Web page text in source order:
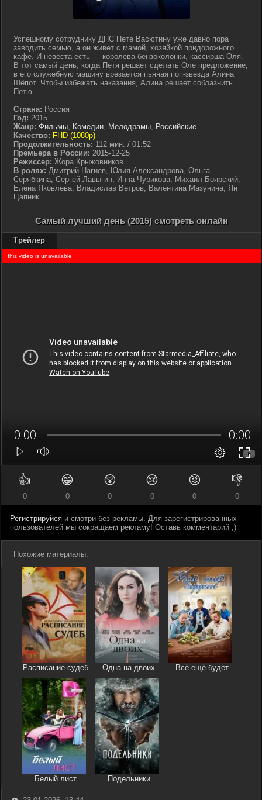
Успешному сотруднику ДПС Пете Васютину уже давно пора
заводить семью, а он живет с мамой, хозяйкой придорожного
кафе. И невеста есть — королева бензоколонки, кассирша Оля.
В тот самый день, когда Петя решает сделать Оле предложение,
в его служебную машину врезается пьяная поп-звезда Алина
Шёпот. Чтобы избежать наказания, Алина решает соблазнить
Петю…
Страна: Россия
Год: 2015
Жанр: Фильмы, Комедии, Мелодрамы, Российские
Качество: FHD (1080p)
Продолжительность: 112 мин. / 01:52
Премьера в России: 2015-12-25
Режиссер: Жора Крыжовников
В ролях: Дмитрий Нагиев, Юлия Александрова, Ольга
Серябкина, Сергей Лавыгин, Инна Чурикова, Михаил Боярский,
Елена Яковлева, Владислав Ветров, Валентина Мазунина, Ян
Цапник
Самый лучший день (2015) смотреть онлайн
Трейлер
👍
0
😁
0
😲
0
😢
0
😡
0
👎
0
Регистрируйся и смотри без рекламы. Для зарегистрированных
пользователей мы сокращаем рекламу! Оставь комментарий ;)
Похожие материалы:
Расписание судеб Одна на двоих Всё ещё будет
Белый лист Подельники